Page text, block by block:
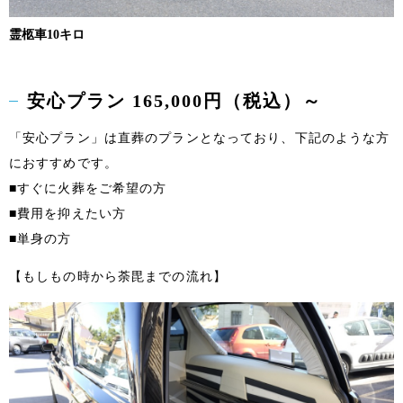
霊柩車10キロ
安心プラン 165,000円（税込）～
「安心プラン」は直葬のプランとなっており、下記のような方
におすすめです。
■すぐに火葬をご希望の方
■費用を抑えたい方
■単身の方
【もしもの時から荼毘までの流れ】